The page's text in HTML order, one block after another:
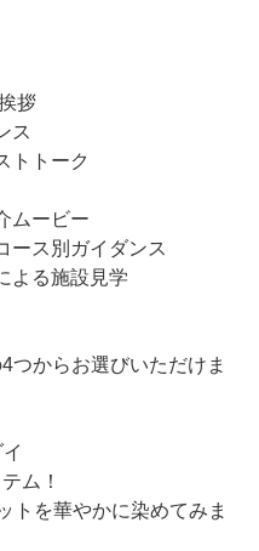
拶
ス
トトーク
ムービー
ス別ガイダンス
よる施設見学
つからお選びいただけま
ム！
トを華やかに染めてみま